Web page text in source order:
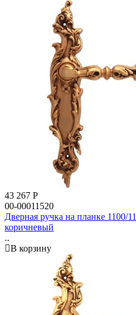
43 267 Р
00-00011520
Дверная ручка на планке 1100/
коричневый
..
В корзину